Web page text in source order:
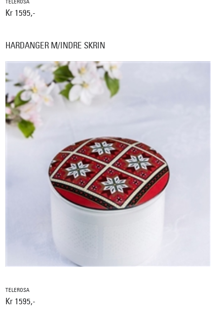
Kr 1595,-
HARDANGER M/INDRE SKRIN
TELEROSA
Kr 1595,-